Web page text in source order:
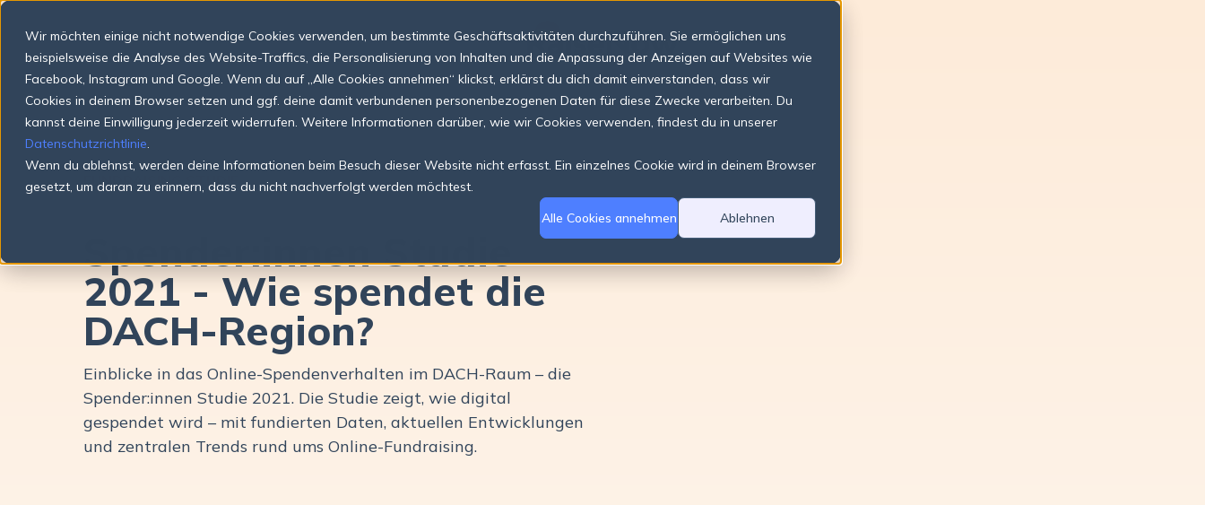
Wir möchten einige nicht notwendige Cookies verwenden, um bestimmte Geschäftsaktivitäten durchzuführen. Sie ermöglichen uns
beispielsweise die Analyse des Website-Traffics, die Personalisierung von Inhalten und die Anpassung der Anzeigen auf Websites wie
Facebook, Instagram und Google. Wenn du auf „Alle Cookies annehmen“ klickst, erklärst du dich damit einverstanden, dass wir
Cookies in deinem Browser setzen und ggf. deine damit verbundenen personenbezogenen Daten für diese Zwecke verarbeiten. Du
kannst deine Einwilligung jederzeit widerrufen. Weitere Informationen darüber, wie wir Cookies verwenden, findest du in unserer
Datenschutzrichtlinie.
Wenn du ablehnst, werden deine Informationen beim Besuch dieser Website nicht erfasst. Ein einzelnes Cookie wird in deinem Browser
gesetzt, um daran zu erinnern, dass du nicht nachverfolgt werden möchtest.
Alle Cookies annehmen
Ablehnen
FUNDRAISING STUDIE
Spender:innen Studie
2021 - Wie spendet die
DACH-Region?
Einblicke in das Online-Spendenverhalten im DACH-Raum – die
Spender:innen Studie 2021. Die Studie zeigt, wie digital
gespendet wird – mit fundierten Daten, aktuellen Entwicklungen
und zentralen Trends rund ums Online-Fundraising.